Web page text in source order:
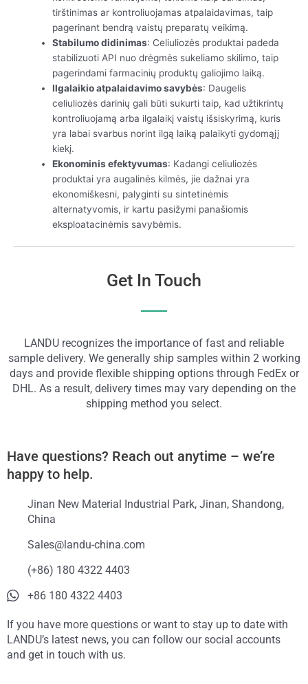
tirštinimas ar kontroliuojamas atpalaidavimas, taip
pagerinant bendrą vaistų preparatų veikimą.
Stabilumo didinimas: Celiuliozės produktai padeda
stabilizuoti API nuo drėgmės sukeliamo skilimo, taip
pagerindami farmacinių produktų galiojimo laiką.
Ilgalaikio atpalaidavimo savybės: Daugelis
celiuliozės darinių gali būti sukurti taip, kad užtikrintų
kontroliuojamą arba ilgalaikį vaistų išsiskyrimą, kuris
yra labai svarbus norint ilgą laiką palaikyti gydomąjį
kiekį.
Ekonominis efektyvumas: Kadangi celiuliozės
produktai yra augalinės kilmės, jie dažnai yra
ekonomiškesni, palyginti su sintetinėmis
alternatyvomis, ir kartu pasižymi panašiomis
eksploatacinėmis savybėmis.
Get In Touch
LANDU recognizes the importance of fast and reliable
sample delivery. We generally ship samples within 2 working
days and provide flexible shipping options through FedEx or
DHL. As a result, delivery times may vary depending on the
shipping method you select.
Have questions? Reach out anytime – we’re
happy to help.
Jinan New Material Industrial Park, Jinan, Shandong,
China
Sales@landu-china.com
(+86) 180 4322 4403
+86 180 4322 4403
If you have more questions or want to stay up to date with
LANDU’s latest news, you can follow our social accounts
and get in touch with us.